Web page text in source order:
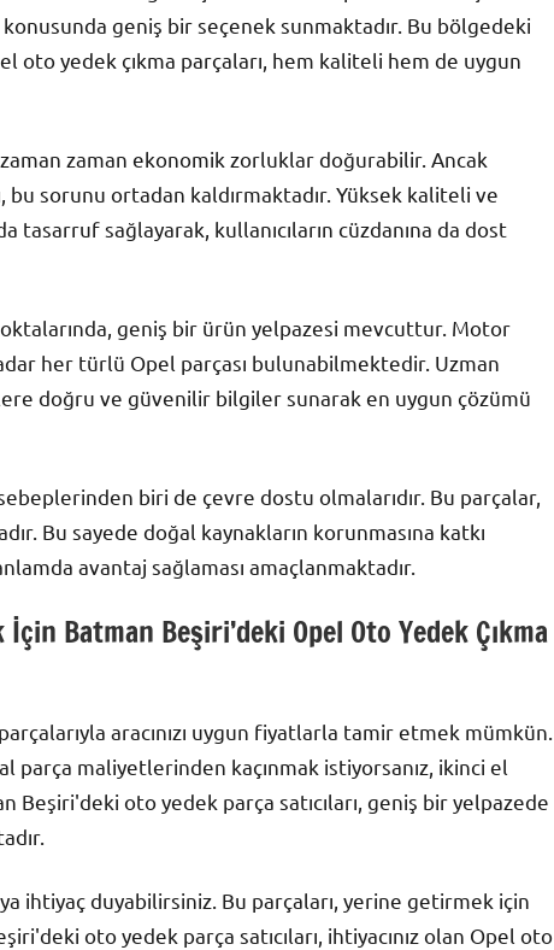
geniş bir seçenek sunmaktadır. Bu bölgedeki
yedek çıkma parçaları, hem kaliteli hem de uygun
zaman zaman ekonomik zorluklar doğurabilir. Ancak
sorunu ortadan kaldırmaktadır. Yüksek kaliteli ve
tasarruf sağlayarak, kullanıcıların cüzdanına da dost
geniş bir ürün yelpazesi mevcuttur. Motor
her türlü Opel parçası bulunabilmektedir. Uzman
doğru ve güvenilir bilgiler sunarak en uygun çözümü
biri de çevre dostu olmalarıdır. Bu parçalar,
Bu sayede doğal kaynakların korunmasına katkı
avantaj sağlaması amaçlanmaktadır.
Batman Beşiri’deki Opel Oto Yedek Çıkma
aracınızı uygun fiyatlarla tamir etmek mümkün.
parça maliyetlerinden kaçınmak istiyorsanız, ikinci el
oto yedek parça satıcıları, geniş bir yelpazede
ihtiyaç duyabilirsiniz. Bu parçaları, yerine getirmek için
oto yedek parça satıcıları, ihtiyacınız olan Opel oto